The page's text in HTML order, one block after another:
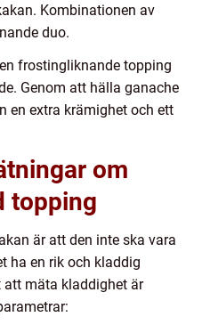
Kombinationen av
duo.
frostingliknande topping
Genom att hälla ganache
en extra krämighet och ett
om
topping
är att den inte ska vara
ha en rik och kladdig
mäta kladdighet är